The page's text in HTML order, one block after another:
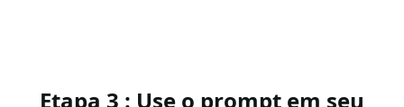
Etapa 3 : Use o prompt em seu